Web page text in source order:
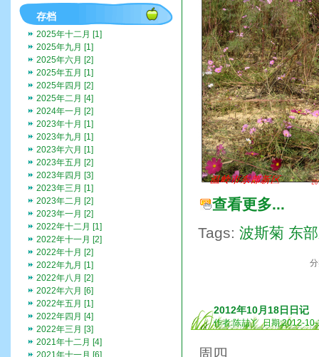
查看更多...
Tags: 波斯菊 东
2012年10月18日日记
作者:陈喆丫 日期:2012-
存档
2025年十二月 [1]
2025年九月 [1]
2025年六月 [2]
2025年五月 [1]
2025年四月 [2]
2025年二月 [4]
2024年一月 [2]
2023年十月 [1]
2023年九月 [1]
2023年六月 [1]
2023年五月 [2]
2023年四月 [3]
2023年三月 [1]
2023年二月 [2]
2023年一月 [2]
2022年十二月 [1]
2022年十一月 [2]
2022年十月 [2]
2022年九月 [1]
2022年八月 [2]
2022年六月 [6]
2022年五月 [1]
2022年四月 [4]
2022年三月 [3]
2021年十二月 [4]
2021年十一月 [6]